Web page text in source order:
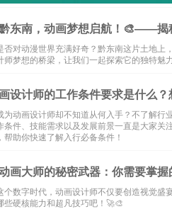
东南，动画梦想启航！🎨——揭
否对动漫世界充满好奇？黔东南这片土地上
师梦想的桥梁，让我们一起探索它的独特魅
设计师的工作条件要求是什么？
为动画设计师却不知道从何入手？不了解行
条件、技能需求以及发展前景一直是大家关
帮助你快速了解入行必备条件！
画大师的秘密武器：你需要掌
个数字时代，动画设计师不仅要创造视觉盛
些硬核能力和超凡技巧吧！🚀🎨